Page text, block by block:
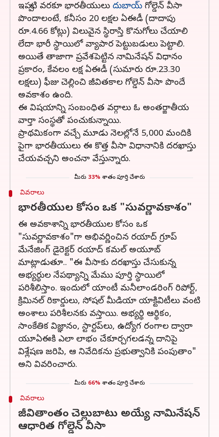
ఇప్పటి వరకూ భారతీయులు దుబాయ్ గోల్డెన్ వీసా
పొందాలంటే, కనీసం 20 లక్షల ఏఈడీ (దాదాపు
రూ.4.66 కోట్లు) విలువైన స్థిరాస్తి కొనుగోలు చేయాలి
లేదా భారీ స్థాయిలో వ్యాపార పెట్టుబడులు పెట్టాలి.
అయితే తాజాగా ప్రవేశపెట్టిన నామినేషన్ విధానం
ప్రకారం, కేవలం లక్ష ఏఈడీ (సుమారు రూ.23.30
లక్షలు) ఫీజు చెల్లించి జీవితకాల గోల్డెన్ వీసా పొందే
అవకాశం ఉంది.
ఈ విషయాన్ని సంబంధిత వర్గాలు ఓ అంతర్జాతీయ
వార్తా సంస్థతో పంచుకున్నాయి.
ప్రాథమికంగా వచ్చే మూడు నెలల్లోనే 5,000 మందికి
పైగా భారతీయులు ఈ కొత్త వీసా విధానానికి దరఖాస్తు
చేయవచ్చని అంచనా వేస్తున్నారు.
మీరు 33% శాతం పూర్తి చేశారు
వివరాలు
భారతీయుల కోసం ఒక "సువర్ణావకాశం"
ఈ అవకాశాన్ని భారతీయుల కోసం ఒక
"సువర్ణావకాశం"గా అభివర్ణించిన రయాద్ గ్రూప్
మేనేజింగ్ డైరెక్టర్ రయాద్ కమల్ అయూబ్
మాట్లాడుతూ.. "ఈ వీసాకు దరఖాస్తు చేసుకున్న
అభ్యర్థుల నేపథ్యాన్ని మేము పూర్తి స్థాయిలో
పరిశీలిస్తాం. ఇందులో యాంటీ మనీలాండరింగ్ రిపోర్ట్,
క్రిమినల్ రికార్డులు, సోషల్ మీడియా యాక్టివిటీలు వంటి
అంశాలు పరిశీలనకు వస్తాయి. అభ్యర్థి ఆర్థికం,
సాంకేతిక విజ్ఞానం, స్టార్టప్‌లు, ఉద్యోగ రంగాల ద్వారా
యూఏఈకి ఎలా లాభం చేకూర్చగలడన్న దానిపై
విశ్లేషణ జరిపి, ఆ నివేదికను ప్రభుత్వానికి పంపుతాం"
అని వివరించారు.
మీరు 66% శాతం పూర్తి చేశారు
వివరాలు
జీవితాంతం చెల్లుబాటు అయ్యే నామినేషన్
ఆధారిత గోల్డెన్ వీసా